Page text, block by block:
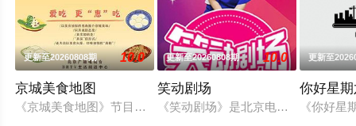
更新至20260808期 10.0
京城美食地图
《京城美食地图》节目组的美食侦探邀约行业专家和爱吃团网
更新至20260808期 10.0
笑动剧场
《笑动剧场》是北京电视台文艺节目
更新至
你好星
《你好星